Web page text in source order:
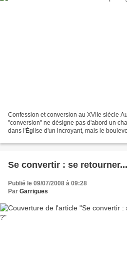
Confession et conversion au XVIIe siècle
"conversion" ne désigne pas d'abord un
dans l'Église d'un incroyant, mais le
Se convertir : se
Publié le 09/07/2008 à 09:28
Par Garrigues